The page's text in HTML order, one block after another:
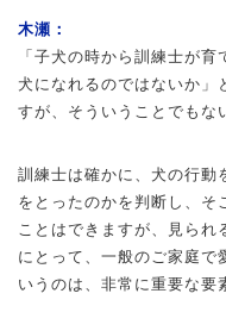
木瀬：
「子犬の時から訓練士が
犬になれるのではないか」
すが、そういうことでもな
訓練士は確かに、犬の行動
をとったのかを判断し、そ
ことはできますが、見ら
にとって、一般のご家庭で
いうのは、非常に重要な要